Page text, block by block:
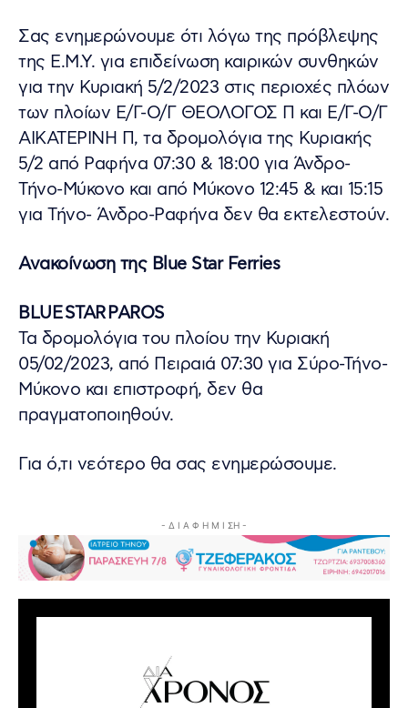
Σας ενημερώνουμε ότι λόγω της πρόβλεψης
της Ε.Μ.Υ. για επιδείνωση καιρικών συνθηκών
για την Κυριακή 5/2/2023 στις περιοχές πλόων
των πλοίων Ε/Γ-Ο/Γ ΘΕΟΛΟΓΟΣ Π και Ε/Γ-Ο/Γ
ΑΙΚΑΤΕΡΙΝΗ Π, τα δρομολόγια της Κυριακής
5/2 από Ραφήνα 07:30 & 18:00 για Άνδρο-
Τήνο-Μύκονο και από Μύκονο 12:45 & και 15:15
για Τήνο- Άνδρο-Ραφήνα δεν θα εκτελεστούν.
Ανακοίνωση της Blue Star Ferries
BLUESTARPAROS
Τα δρομολόγια του πλοίου την Κυριακή
05/02/2023, από Πειραιά 07:30 για Σύρο-Τήνο-
Μύκονο και επιστροφή, δεν θα
πραγματοποιηθούν.
Για ό,τι νεότερο θα σας ενημερώσουμε.
- Δ Ι Α Φ Η Μ Ι ΣΗ -